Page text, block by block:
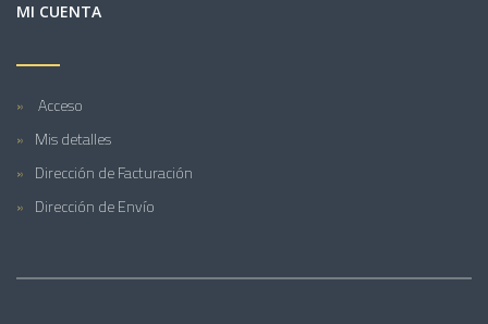
MI CUENTA
Acceso
Mis detalles
Dirección de Facturación
Dirección de Envío